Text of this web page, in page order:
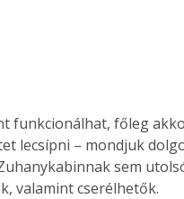
funkcionálhat, főleg
lecsípni – mondjuk
sem
valamint cserélhetők.